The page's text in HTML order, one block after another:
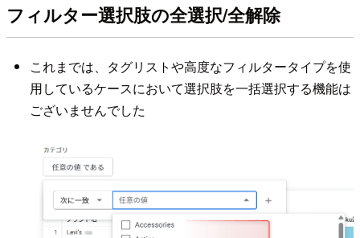
フィルター選択肢の全選択/全解除
これまでは、タグリストや高度なフィルタータイプを使
用しているケースにおいて選択肢を一括選択する機能は
ございませんでした